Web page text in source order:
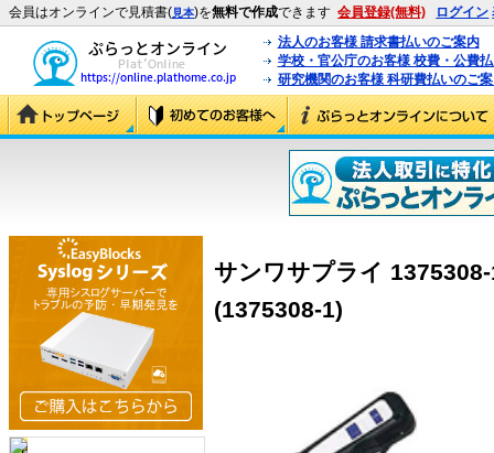
会員はオンラインで見積書(見本)を無料で作成できます 会員登録(無料) ログイン
法人のお客様 請求書払いのご案内
学校・官公庁のお客様 校費・公費
研究機関のお客様 科研費払いのご
サンワサプライ
(1375308-1)